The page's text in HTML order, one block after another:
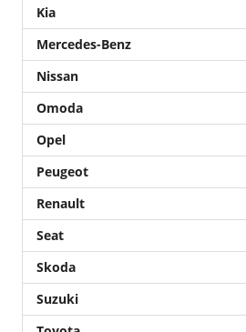
Kia
Mercedes-Benz
Nissan
Omoda
Opel
Peugeot
Renault
Seat
Skoda
Suzuki